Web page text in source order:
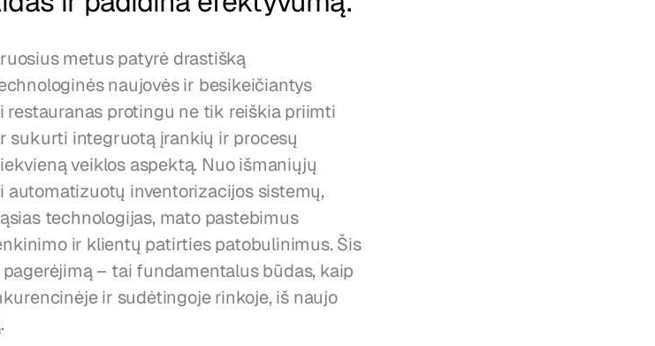
metus patyrė drastišką
naujovės ir besikeičiantys
protingu ne tik reiškia priimti
sukurti integruotą įrankių ir procesų
veiklos aspektą. Nuo išmaniųjų
inventorizacijos sistemų,
technologijas, mato pastebimus
ir klientų patirties patobulinimus. Šis
– tai fundamentalus būdas, kaip
ir sudėtingoje rinkoje, iš naujo